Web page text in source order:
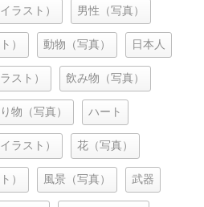
ラスト） 男性（写真）
） 動物（写真） 日本人
スト） 飲み物（写真）
物（写真） ハート
ラスト） 花（写真）
） 風景（写真） 武器